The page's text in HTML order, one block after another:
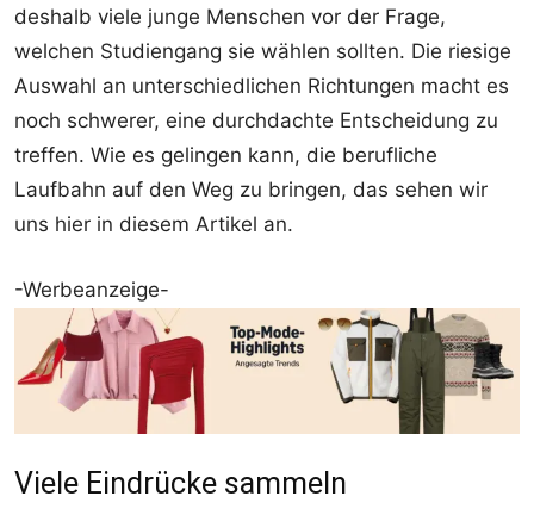
deshalb viele junge Menschen vor der Frage,
welchen Studiengang sie wählen sollten. Die riesige
Auswahl an unterschiedlichen Richtungen macht es
noch schwerer, eine durchdachte Entscheidung zu
treffen. Wie es gelingen kann, die berufliche
Laufbahn auf den Weg zu bringen, das sehen wir
uns hier in diesem Artikel an.
-Werbeanzeige-
Viele Eindrücke sammeln